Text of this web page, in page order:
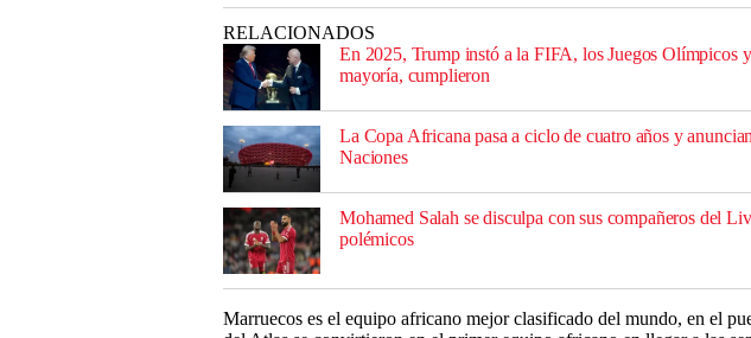
RELACIONADOS
En 2025, Trump instó a la FIFA, los Juegos Olímpicos
mayoría, cumplieron
La Copa Africana pasa a ciclo de cuatro años y
Naciones
Mohamed Salah se disculpa con sus compañeros del
polémicos
Marruecos es el equipo africano mejor clasificado del mundo, en el